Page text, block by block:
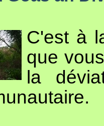
C'est à
que
la